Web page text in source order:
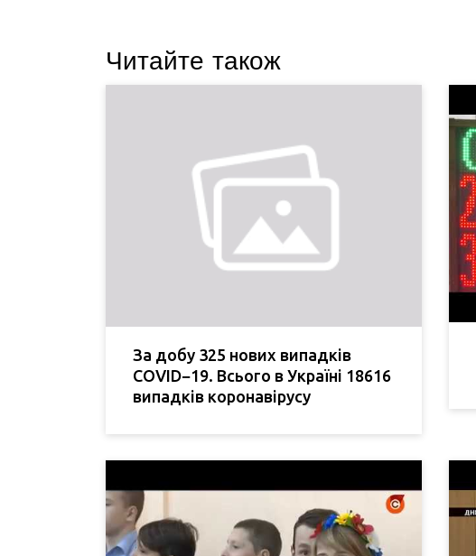
Читайте також
За добу 325 нових випадків
COVID−19. Всього в Україні 18616
випадків коронавірусу